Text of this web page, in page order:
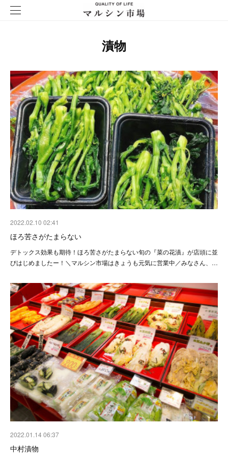
漬物
2022.02.10 02:41
ほろ苦さがたまらない
デトックス効果も期待！ほろ苦さがたまらない旬の『菜の花漬』が店頭に並
びはじめましたー！＼マルシン市場はきょうも元気に営業中／みなさん、…
2022.01.14 06:37
中村漬物